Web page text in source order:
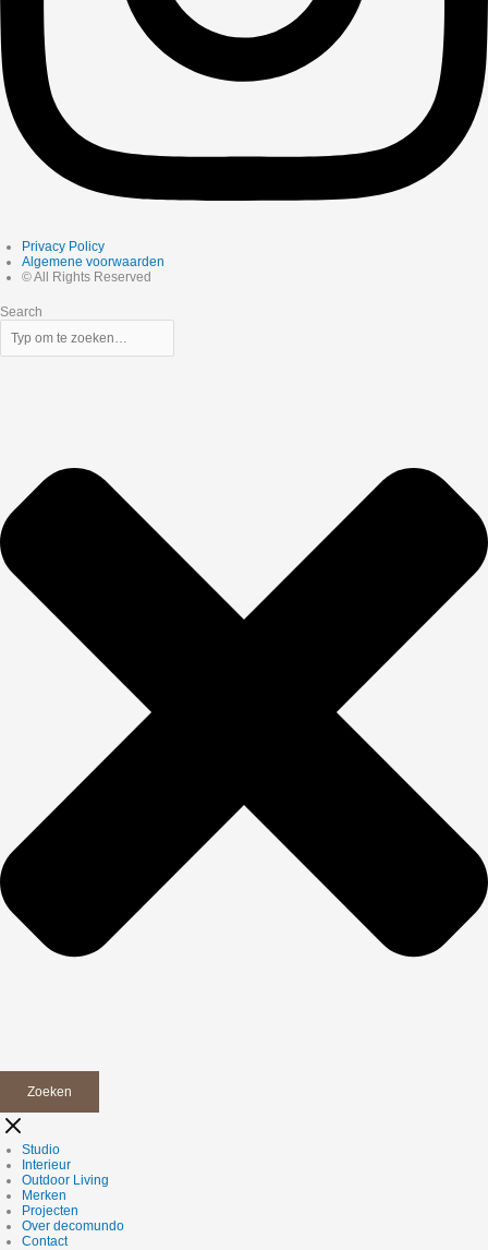
Privacy Policy
Algemene voorwaarden
© All Rights Reserved
Search
Zoeken
Studio
Interieur
Outdoor Living
Merken
Projecten
Over decomundo
Contact